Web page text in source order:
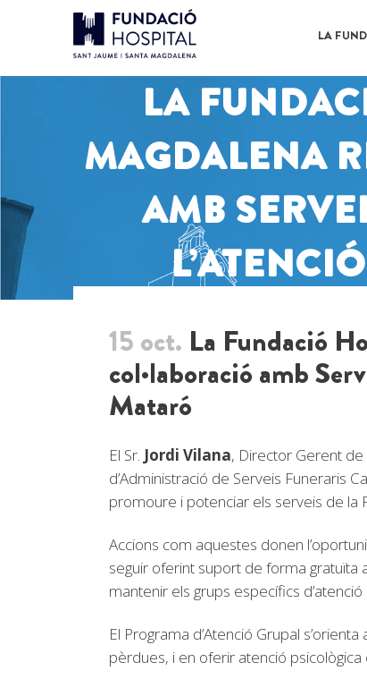
LA
LA
MAGDALENA
AMB
15 oct. La Fundació
col·laboració amb
Mataró
El Sr. Jordi Vilana, Director Gerent de
d’Administració de Serveis Funeraris
promoure i potenciar els serveis de la
Accions com aquestes donen
seguir oferint suport de forma gratuïta
mantenir els grups específics
El Programa d’Atenció Grupal
pèrdues, i en oferir atenció